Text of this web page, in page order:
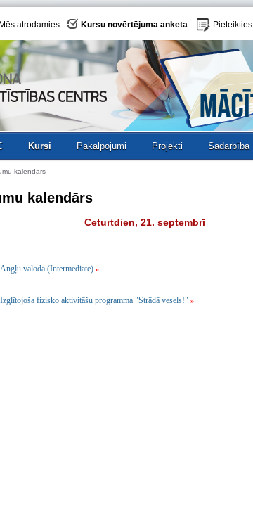
Mēs atrodamies Kursu novērtējuma anketa Pieteikties
Kursi Pakalpojumi Projekti Sadarbība
kalendārs
kalendārs
Ceturtdien, 21. septembrī
Angļu valoda (Intermediate) »
Izglītojoša fizisko aktivitāšu programma "Strādā vesels!" »